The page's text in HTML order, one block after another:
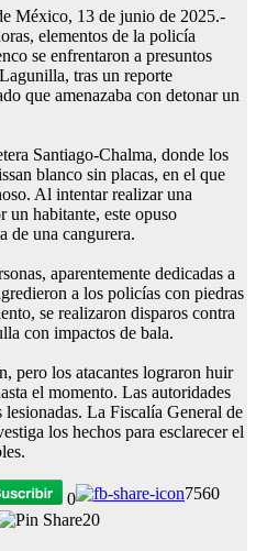
México, 13 de junio de 2025.-
elementos de la policía
se enfrentaron a presuntos
tras un reporte
que amenazaba con detonar un
Santiago-Chalma, donde los
blanco sin placas, en el que
Al intentar realizar una
habitante, este opuso
de una cangurera.
aparentemente dedicadas a
a los policías con piedras
se realizaron disparos contra
con impactos de bala.
pero los atacantes lograron huir
el momento. Las autoridades
La Fiscalía General de
los hechos para esclarecer el
0
7560
20